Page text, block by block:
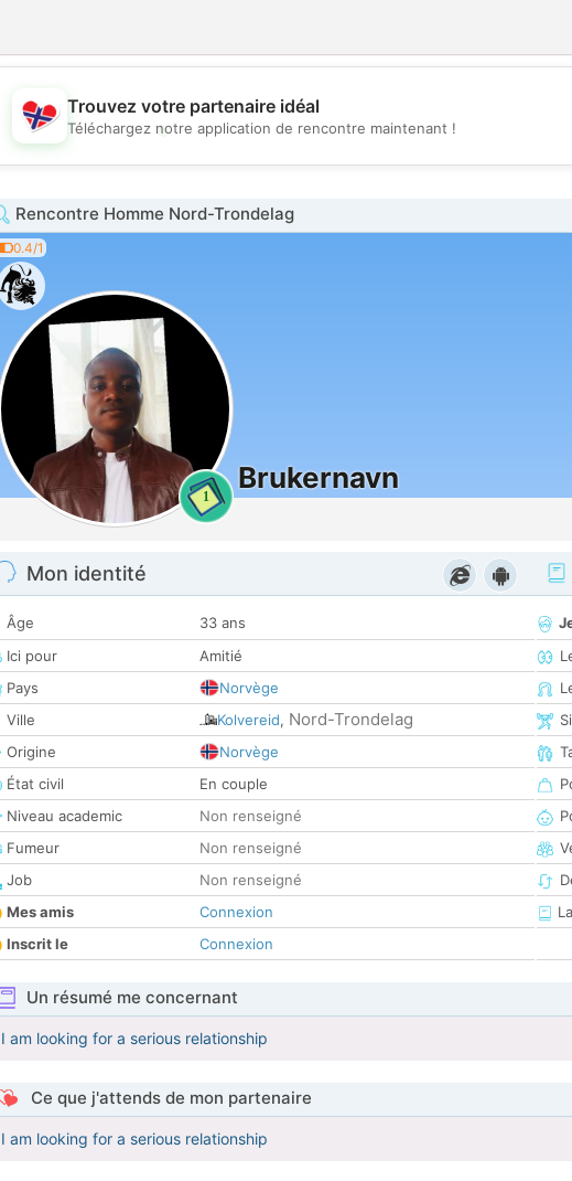
💖
Trouvez votre partenaire idéal
Téléchargez notre application de rencontre maintenant !
Rencontre Homme Nord-Trondelag
0.4/1
1
Brukernavn
Mon identité
Âge
33 ans
Ici pour
Amitié
Pays
Norvège
Ville
Kolvereid, Nord-Trondelag
Origine
Norvège
État civil
En couple
Niveau academic
Non renseigné
Fumeur
Non renseigné
Job
Non renseigné
Mes amis
Connexion
Inscrit le
Connexion
Un résumé me concernant
I am looking for a serious relationship
Ce que j'attends de mon partenaire
I am looking for a serious relationship